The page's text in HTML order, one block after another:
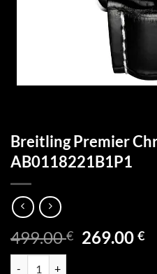
Breitling Premier
AB0118221B1P1
499.00€ 269.00€